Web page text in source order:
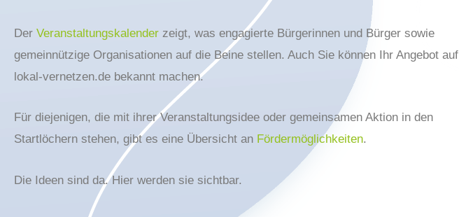
Der Veranstaltungskalender zeigt, was engagierte Bürgerinnen und Bürger sowie
gemeinnützige Organisationen auf die Beine stellen. Auch Sie können Ihr Angebot auf
lokal-vernetzen.de bekannt machen.
Für diejenigen, die mit ihrer Veranstaltungsidee oder gemeinsamen Aktion in den
Startlöchern stehen, gibt es eine Übersicht an Fördermöglichkeiten.
Die Ideen sind da. Hier werden sie sichtbar.